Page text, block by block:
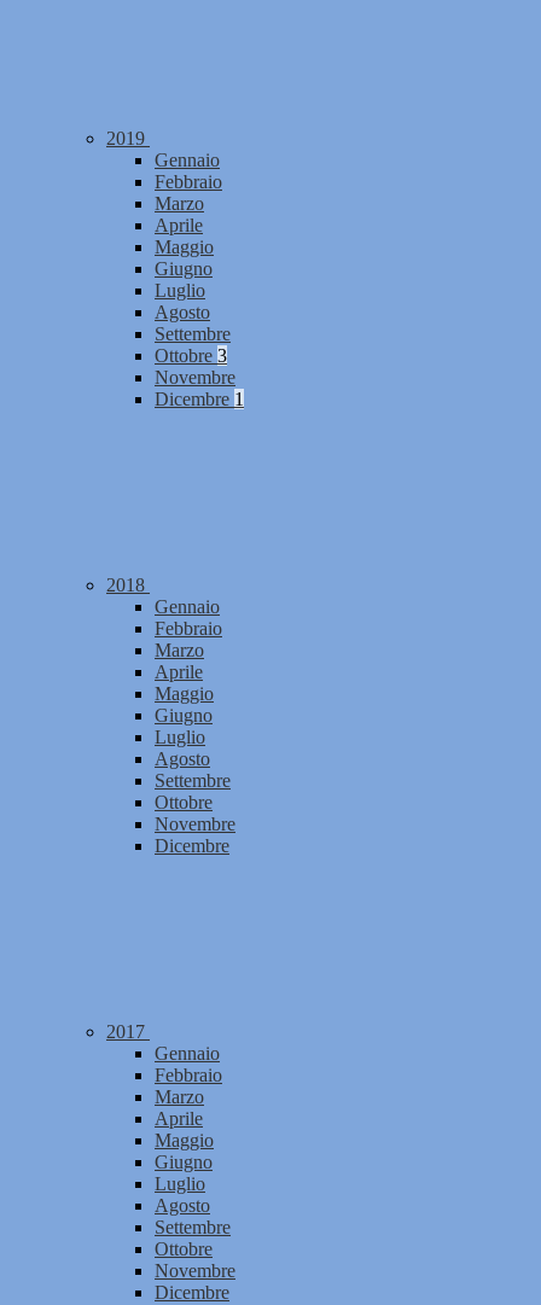
2019
Gennaio
Febbraio
Marzo
Aprile
Maggio
Giugno
Luglio
Agosto
Settembre
Ottobre 3
Novembre
Dicembre 1
2018
Gennaio
Febbraio
Marzo
Aprile
Maggio
Giugno
Luglio
Agosto
Settembre
Ottobre
Novembre
Dicembre
2017
Gennaio
Febbraio
Marzo
Aprile
Maggio
Giugno
Luglio
Agosto
Settembre
Ottobre
Novembre
Dicembre